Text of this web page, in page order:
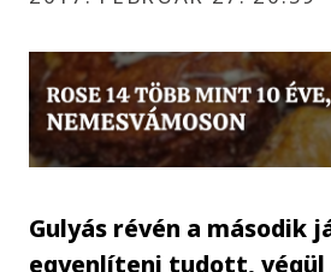
Gulyás révén a második
egyenlíteni tudott, végül